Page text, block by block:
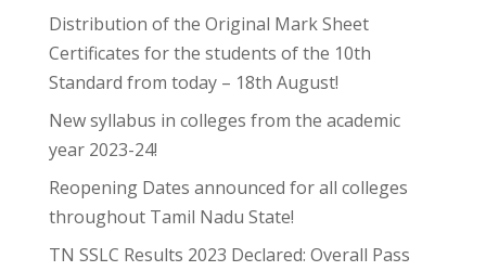
Distribution of the Original Mark Sheet
Certificates for the students of the 10th
Standard from today – 18th August!
New syllabus in colleges from the academic
year 2023-24!
Reopening Dates announced for all colleges
throughout Tamil Nadu State!
TN SSLC Results 2023 Declared: Overall Pass